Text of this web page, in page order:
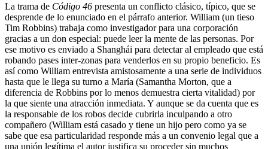
La trama de Código 46 presenta un conflicto clásico, típico, que se
desprende de lo enunciado en el párrafo anterior. William (un tieso
Tim Robbins) trabaja como investigador para una corporación
gracias a un don especial: puede leer la mente de las personas. Por
ese motivo es enviado a Shanghái para detectar al empleado que está
robando pases inter-zonas para venderlos en su propio beneficio. Es
así como William entrevista amistosamente a una serie de individuos
hasta que le llega su turno a María (Samantha Morton, que a
diferencia de Robbins por lo menos demuestra cierta vitalidad) por
la que siente una atracción inmediata. Y aunque se da cuenta que es
la responsable de los robos decide cubrirla inculpando a otro
compañero (William está casado y tiene un hijo pero como ya se
sabe que esa particularidad responde más a un convenio legal que a
una unión legítima el autor justifica su proceder sin muchos